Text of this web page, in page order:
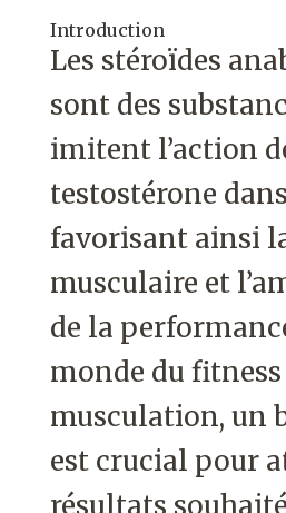
Introduction
Les stéroïdes
sont des
imitent l’action
testostérone
favorisant ainsi
musculaire et
de la
monde du fitness
musculation, un
est crucial pour
résultats